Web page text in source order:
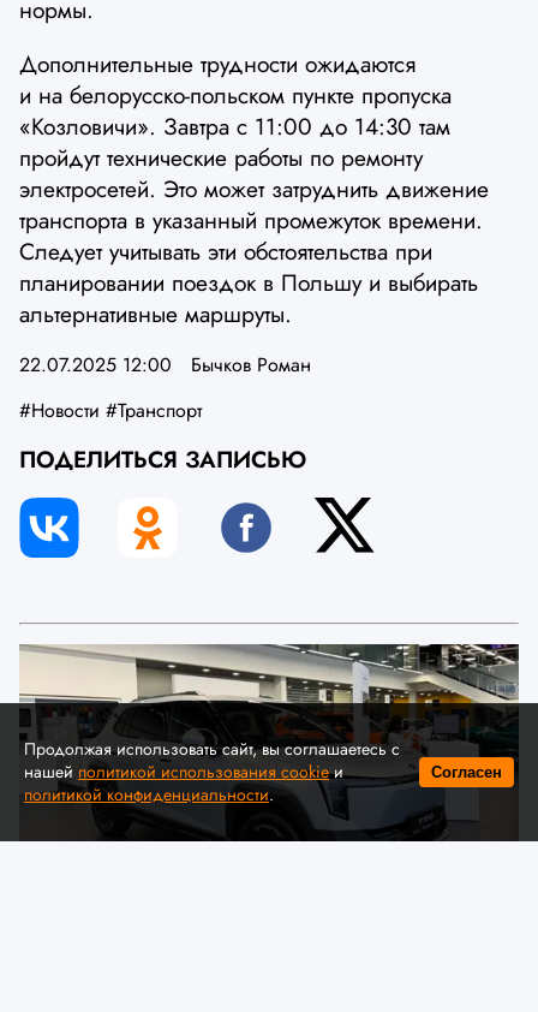
нормы.
Дополнительные трудности ожидаются
и на белорусско-польском пункте пропуска
«Козловичи». Завтра с 11:00 до 14:30 там
пройдут технические работы по ремонту
электросетей. Это может затруднить движение
транспорта в указанный промежуток времени.
Следует учитывать эти обстоятельства при
планировании поездок в Польшу и выбирать
альтернативные маршруты.
22.07.2025 12:00
Бычков Роман
#Новости #Транспорт
ПОДЕЛИТЬСЯ ЗАПИСЬЮ
Продолжая использовать сайт, вы соглашаетесь с
нашей политикой использования cookieи
политикой конфиденциальности.
Согласен